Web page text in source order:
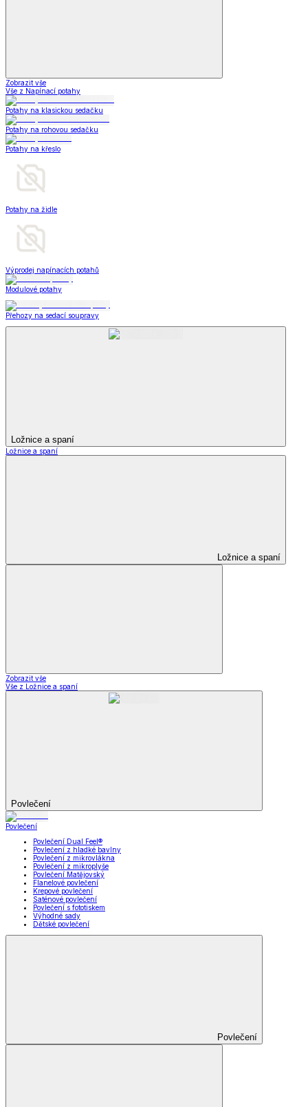
Zobrazit vše
Vše z Napínací potahy
Potahy na klasickou sedačku
Potahy na rohovou sedačku
Potahy na křeslo
Potahy na židle
Výprodej napínacích potahů
Modulové potahy
Přehozy na sedací soupravy
Ložnice a spaní
Ložnice a spaní
Ložnice a spaní
Zobrazit vše
Vše z Ložnice a spaní
Povlečení
Povlečení
Povlečení Dual Feel®
Povlečení z hladké bavlny
Povlečení z mikrovlákna
Povlečení z mikroplyše
Povlečení Matějovský
Flanelové povlečení
Krepové povlečení
Saténové povlečení
Povlečení s fototiskem
Výhodné sady
Dětské povlečení
Povlečení